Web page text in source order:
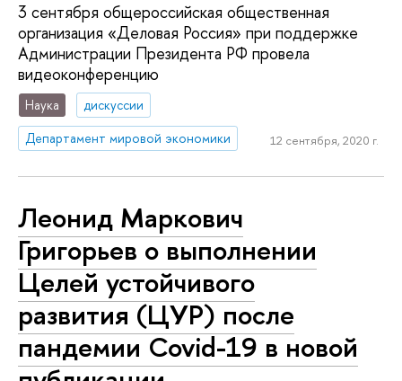
3 сентября общероссийская общественная
организация «Деловая Россия» при поддержке
Администрации Президента РФ провела
видеоконференцию
Наука
дискуссии
Департамент мировой экономики
12 сентября, 2020 г.
Леонид Маркович
Григорьев о выполнении
Целей устойчивого
развития (ЦУР) после
пандемии Covid-19 в новой